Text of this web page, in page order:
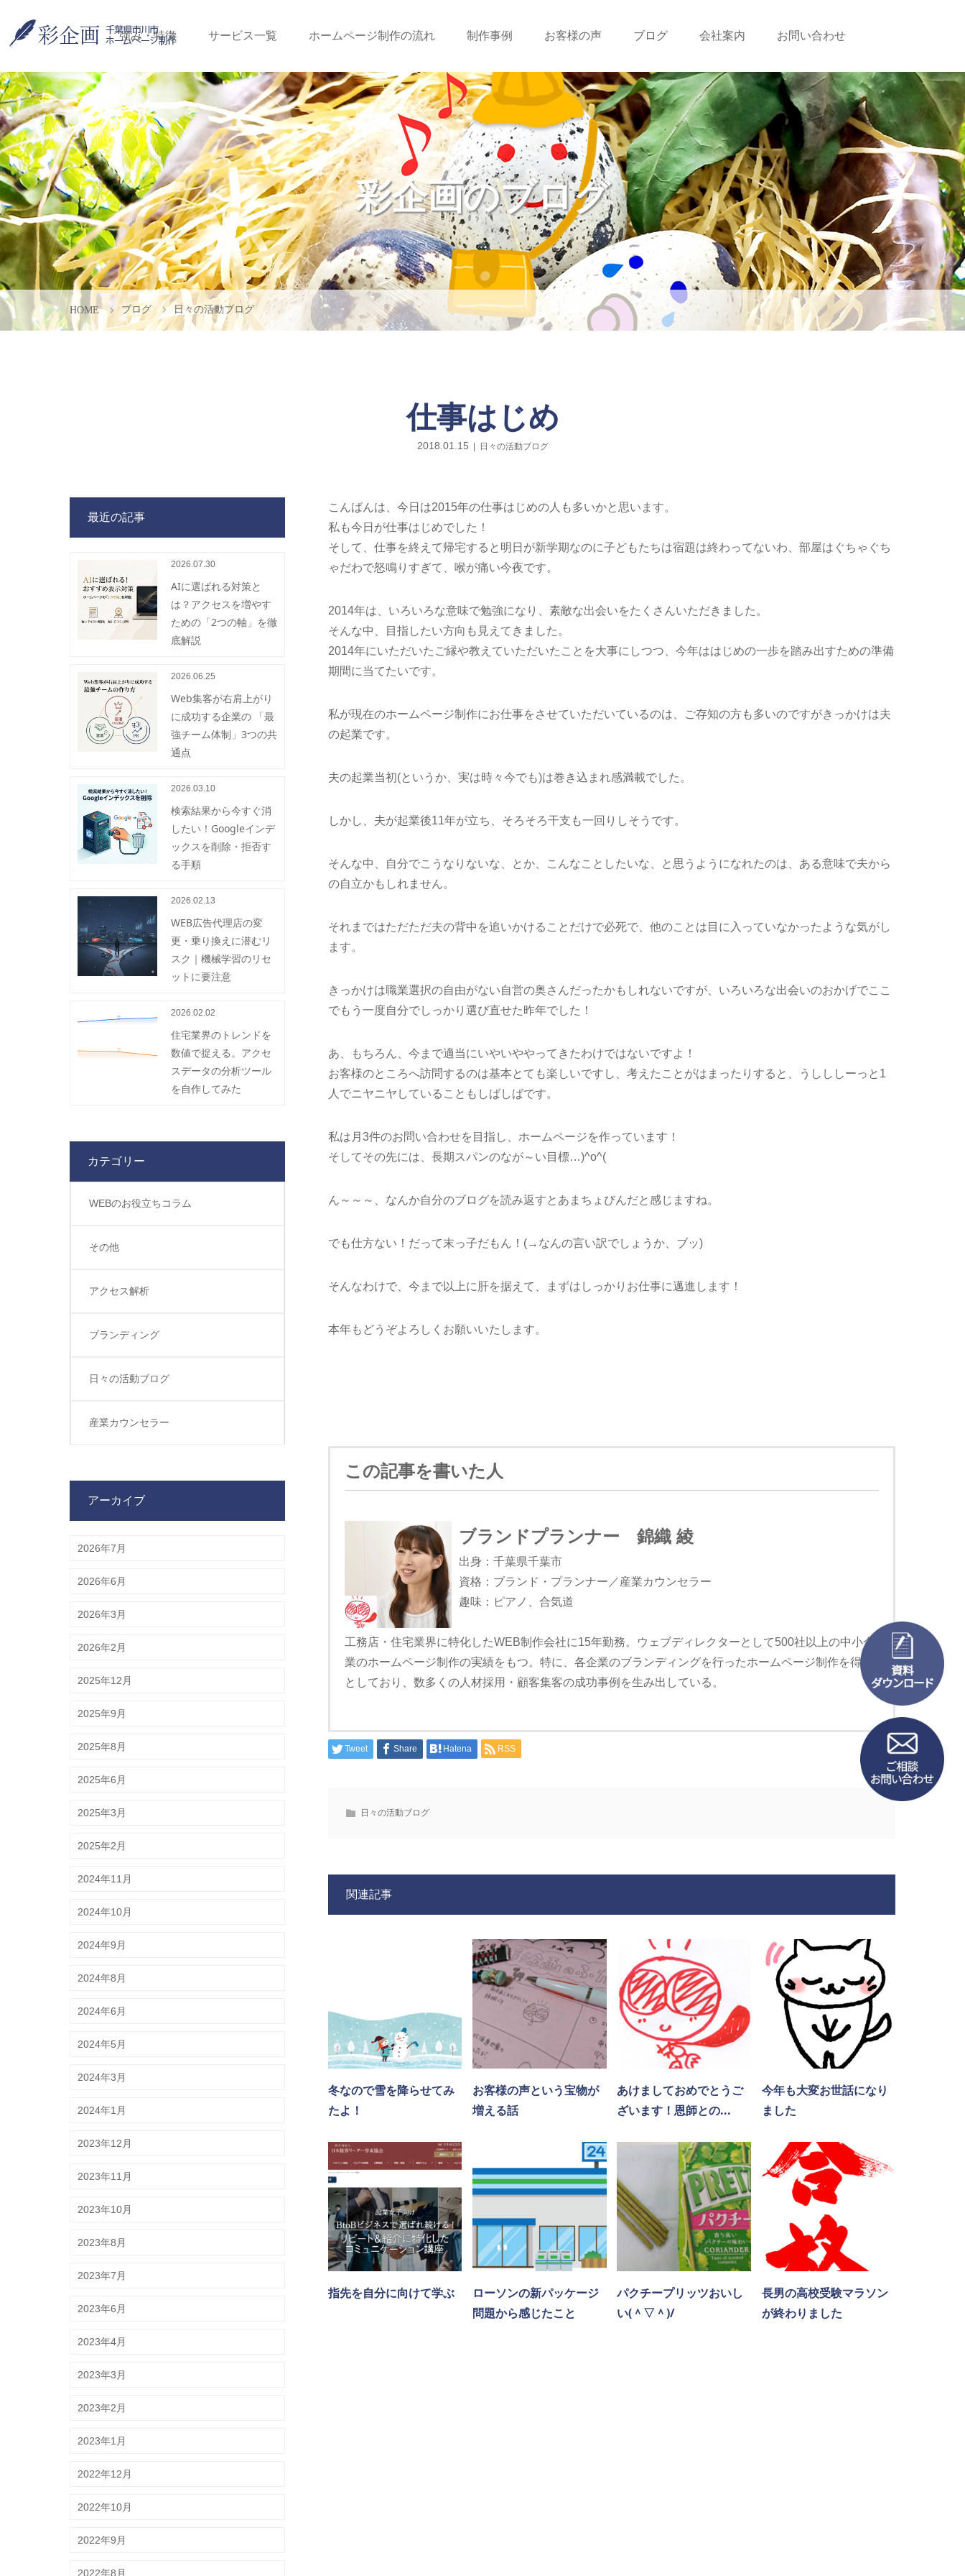
強み・特徴 サービス一覧 ホームページ制作の流れ 制作事例 お客様の声 ブログ 会社案内 お問い合わせ
彩企画のブログ
ブログ 日々の活動ブログ
仕事はじめ
2018.01.15 日々の活動ブログ
こんばんは、今日は2015年の仕事はじめの人も多いかと思います。
私も今日が仕事はじめでした！
そして、仕事を終えて帰宅すると明日が新学期なのに子どもたちは宿題は終わってないわ、部屋はぐちゃぐち
ゃだわで怒鳴りすぎて、喉が痛い今夜です。
2014年は、いろいろな意味で勉強になり、素敵な出会いをたくさんいただきました。
そんな中、目指したい方向も見えてきました。
2014年にいただいたご縁や教えていただいたことを大事にしつつ、今年ははじめの一歩を踏み出すための準備
期間に当てたいです。
私が現在のホームページ制作にお仕事をさせていただいているのは、ご存知の方も多いのですがきっかけは夫
の起業です。
夫の起業当初(というか、実は時々今でも)は巻き込まれ感満載でした。
しかし、夫が起業後11年が立ち、そろそろ干支も一回りしそうです。
そんな中、自分でこうなりないな、とか、こんなことしたいな、と思うようになれたのは、ある意味で夫から
の自立かもしれません。
それまではただただ夫の背中を追いかけることだけで必死で、他のことは目に入っていなかったような気がし
ます。
きっかけは職業選択の自由がない自営の奥さんだったかもしれないですが、いろいろな出会いのおかげでここ
でもう一度自分でしっかり選び直せた昨年でした！
あ、もちろん、今まで適当にいやいややってきたわけではないですよ！
お客様のところへ訪問するのは基本とても楽しいですし、考えたことがはまったりすると、うしししーっと1
人でニヤニヤしていることもしばしばです。
私は月3件のお問い合わせを目指し、ホームページを作っています！
そしてその先には、長期スパンのなが～い目標…)^o^(
ん～～～、なんか自分のブログを読み返すとあまちょびんだと感じますね。
でも仕方ない！だって末っ子だもん！(→なんの言い訳でしょうか、ブッ)
そんなわけで、今まで以上に肝を据えて、まずはしっかりお仕事に邁進します！
本年もどうぞよろしくお願いいたします。
この記事を書いた人
ブランドプランナー 錦織 綾
出身：千葉県千葉市
資格：ブランド・プランナー／産業カウンセラー
趣味：ピアノ、合気道
工務店・住宅業界に特化したWEB制作会社に15年勤務。ウェブディレクターとして500社以上の中小企
業のホームページ制作の実績をもつ。特に、各企業のブランディングを行ったホームページ制作を得意
としており、数多くの人材採用・顧客集客の成功事例を生み出している。
Tweet Share Hatena RSS
日々の活動ブログ
関連記事
冬なので雪を降らせてみ
たよ！
お客様の声という宝物が
増える話
あけましておめでとうご
ざいます！恩師との...
今年も大変お世話になり
ました
指先を自分に向けて学ぶ
ローソンの新パッケージ
問題から感じたこと
パクチープリッツおいし
い(＾▽＾)/
長男の高校受験マラソン
が終わりました
最近の記事
2026.07.30
AIに選ばれる対策と
は？アクセスを増やす
ための「2つの軸」を徹
底解説
2026.06.25
Web集客が右肩上がり
に成功する企業の 「最
強チーム体制」3つの共
通点
2026.03.10
検索結果から今すぐ消
したい！Googleインデ
ックスを削除・拒否す
る手順
2026.02.13
WEB広告代理店の変
更・乗り換えに潜むリ
スク｜機械学習のリセ
ットに要注意
2026.02.02
住宅業界のトレンドを
数値で捉える。アクセ
スデータの分析ツール
を自作してみた
カテゴリー
WEBのお役立ちコラム
その他
アクセス解析
ブランディング
日々の活動ブログ
産業カウンセラー
アーカイブ
2026年7月
2026年6月
2026年3月
2026年2月
2025年12月
2025年9月
2025年8月
2025年6月
2025年3月
2025年2月
2024年11月
2024年10月
2024年9月
2024年8月
2024年6月
2024年5月
2024年3月
2024年1月
2023年12月
2023年11月
2023年10月
2023年8月
2023年7月
2023年6月
2023年4月
2023年3月
2023年2月
2023年1月
2022年12月
2022年10月
2022年9月
2022年8月